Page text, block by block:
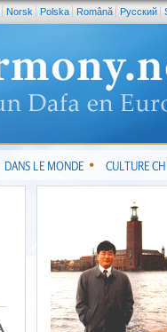
Norsk Polska Română Pусский
DANS LE MONDE CULTURE